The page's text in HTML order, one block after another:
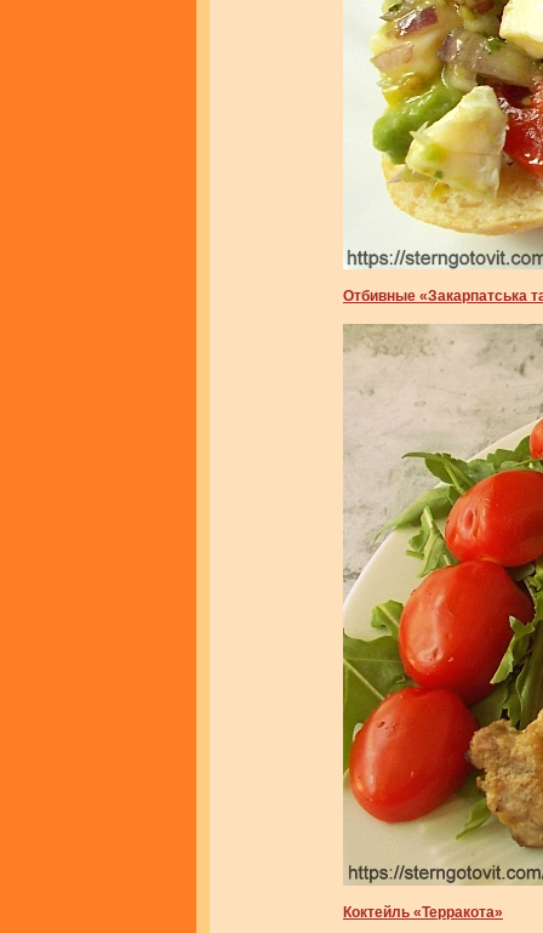
Отбивные «Закарпатська
Коктейль «Терракота»